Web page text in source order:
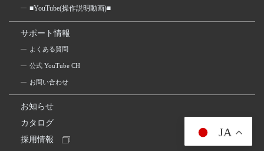
■YouTube(操作説明動画)■
サポート情報
よくある質問
公式 YouTube CH
お問い合わせ
お知らせ
カタログ
採用情報
JA